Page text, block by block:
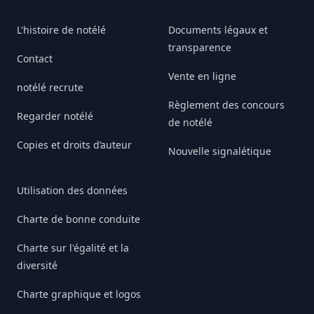
L'histoire de notélé
Contact
notélé recrute
Regarder notélé
Copies et droits d’auteur
Utilisation des données
Charte de bonne conduite
Charte sur l'égalité et la
diversité
Charte graphique et logos
Documents légaux et
transparence
Vente en ligne
Règlement des concours
de notélé
Nouvelle signalétique